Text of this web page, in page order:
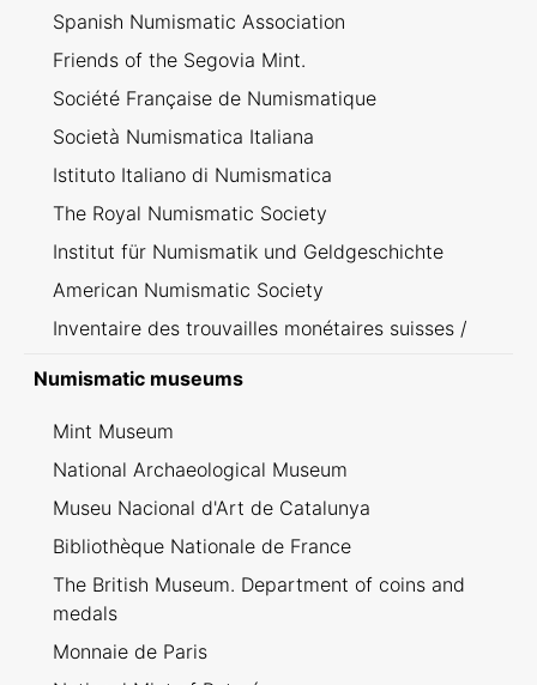
Spanish Numismatic Association
Friends of the Segovia Mint.
Société Française de Numismatique
Società Numismatica Italiana
Istituto Italiano di Numismatica
The Royal Numismatic Society
Institut für Numismatik und Geldgeschichte
American Numismatic Society
Inventaire des trouvailles monétaires suisses /
Numismatic museums
Mint Museum
National Archaeological Museum
Museu Nacional d'Art de Catalunya
Bibliothèque Nationale de France
The British Museum. Department of coins and
medals
Monnaie de Paris